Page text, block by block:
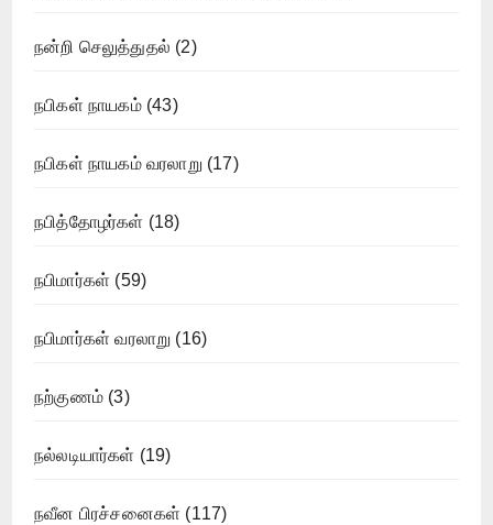
நன்றி செலுத்துதல் (2)
நபிகள் நாயகம்(43)
நபிகள் நாயகம் வரலாறு (17)
நபித்தோழர்கள் (18)
நபிமார்கள் (59)
நபிமார்கள் வரலாறு (16)
நற்குணம் (3)
நல்லடியார்கள் (19)
நவீன பிரச்சனைகள் (117)